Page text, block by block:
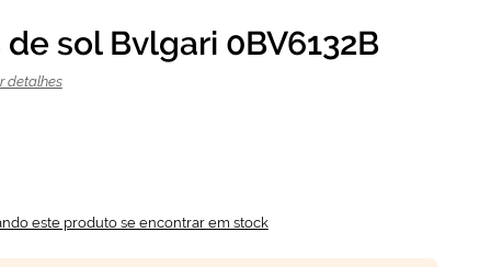
PROCURAR
€
sol Bvlgari 0BV6132B
detalhes
este produto se encontrar em stock